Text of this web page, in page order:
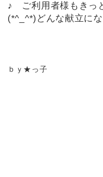
♪ ご利用者様もきっ
(*^_^*)どんな献立に
ｂｙ★っ子